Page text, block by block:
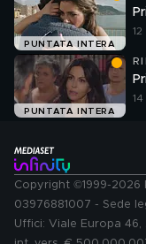
PUNTATA INTERA
PUNTATA INTERA
Copyright ©1999-2026
03976881007 - Sede
Uffici: Viale Europa